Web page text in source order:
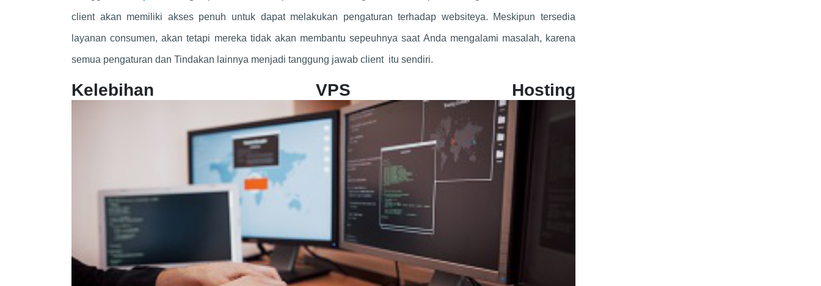
client akan memiliki akses penuh untuk dapat melakukan pengaturan terhadap websiteya. Meskipun tersedia
layanan consumen, akan tetapi mereka tidak akan membantu sepeuhnya saat Anda mengalami masalah, karena
semua pengaturan dan Tindakan lainnya menjadi tanggung jawab client itu sendiri.
Kelebihan VPS Hosting